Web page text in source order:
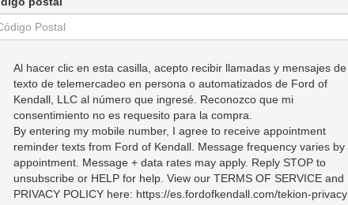
Al hacer clic en esta casilla, acepto recibir llamadas y mensajes de
texto de telemercadeo en persona o automatizados de Ford of
Kendall, LLC al número que ingresé. Reconozco que mi
consentimiento no es requesito para la compra.
By entering my mobile number, I agree to receive appointment
reminder texts from Ford of Kendall. Message frequency varies by
appointment. Message + data rates may apply. Reply STOP to
unsubscribe or HELP for help. View our TERMS OF SERVICE and
PRIVACY POLICY here: https://es.fordofkendall.com/tekion-privacy